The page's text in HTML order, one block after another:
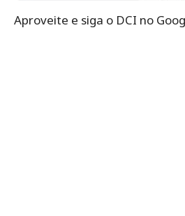
Aproveite e siga o DCI no